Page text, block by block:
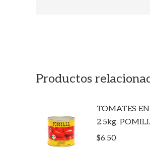
Productos
TOMATES
2.5kg.
$6.50